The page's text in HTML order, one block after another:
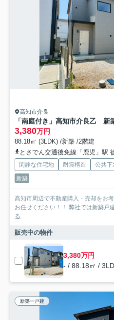
高知市介良
「南庭付き」高知市介良乙 新
3,380万円
88.18㎡ (3LDK) /新築 /2階建
とさでん交通後免線「鹿児」駅
閑静な住宅地 耐震構造
公共下
新築
高知市周辺で不動産購入・売却をお
お任せください！！ 弊社では新築戸
る
販売中の物件
3,380万円
- / 88.18㎡ /
新築一戸建